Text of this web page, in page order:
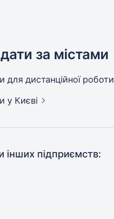
за містами
для дистанційної роботи
у Києві
інших підприємств: